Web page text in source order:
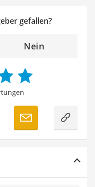
gefallen?
Nein